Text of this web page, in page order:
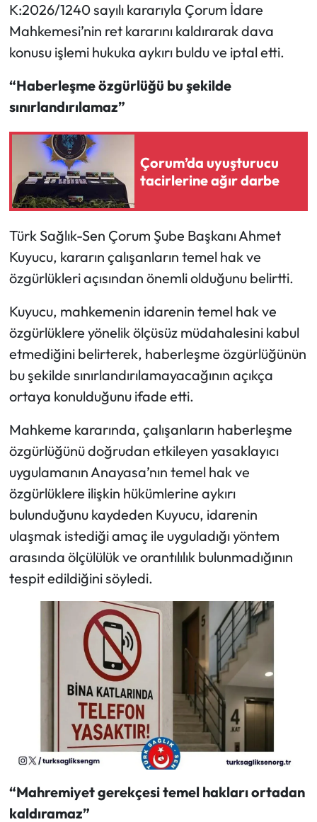
K:2026/1240 sayılı kararıyla Çorum İdare
Mahkemesi’nin ret kararını kaldırarak dava
konusu işlemi hukuka aykırı buldu ve iptal etti.
“Haberleşme özgürlüğü bu şekilde
sınırlandırılamaz”
Çorum’da uyuşturucu
tacirlerine ağır darbe
Türk Sağlık-Sen Çorum Şube Başkanı Ahmet
Kuyucu, kararın çalışanların temel hak ve
özgürlükleri açısından önemli olduğunu belirtti.
Kuyucu, mahkemenin idarenin temel hak ve
özgürlüklere yönelik ölçüsüz müdahalesini kabul
etmediğini belirterek, haberleşme özgürlüğünün
bu şekilde sınırlandırılamayacağının açıkça
ortaya konulduğunu ifade etti.
Mahkeme kararında, çalışanların haberleşme
özgürlüğünü doğrudan etkileyen yasaklayıcı
uygulamanın Anayasa’nın temel hak ve
özgürlüklere ilişkin hükümlerine aykırı
bulunduğunu kaydeden Kuyucu, idarenin
ulaşmak istediği amaç ile uyguladığı yöntem
arasında ölçülülük ve orantılılık bulunmadığının
tespit edildiğini söyledi.
“Mahremiyet gerekçesi temel hakları ortadan
kaldıramaz”
Osmancık Haberleri
Otomotiv
Resmi İlan
Sağlık
Siyaset
Spor
Sungurlu Haberleri
Uğurludağ Haberleri
Yaşam
Yayla Haber
Yemek Tarifleri
Yerel Haberler